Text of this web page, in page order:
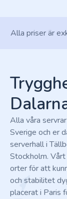
Alla priser är
Alla våra
Sverige och er
serverhall i
Stockholm.
orter för att
och stabilitet
placerat i Paris